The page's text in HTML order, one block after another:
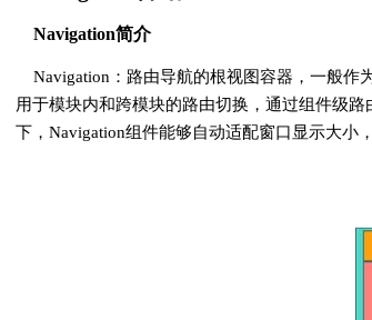
Navigation简介
Navigation：路由导航的根视图容器，一般作
用于模块内和跨模块的路由切换，通过组件级
下，Navigation组件能够自动适配窗口显示大小